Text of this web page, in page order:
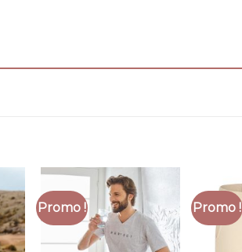
Promo ! Promo !